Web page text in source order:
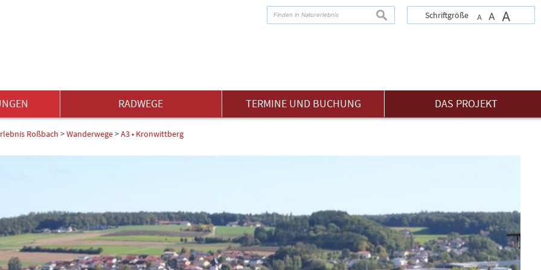
Schriftgröße A A A
suchen
RADWEGE TERMINE UND BUCHUNG DAS PROJEKT
Roßbach >Wanderwege>A3 • Kronwittberg